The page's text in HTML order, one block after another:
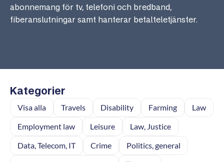
abonnemang för tv, telefoni och bredband,
fiberanslutningar samt hanterar betalteletjänster.
Kategorier
Visa alla Travels Disability Farming
Law
Employment law
Leisure
Law, Justice
Data, Telecom, IT
Crime
Politics, general